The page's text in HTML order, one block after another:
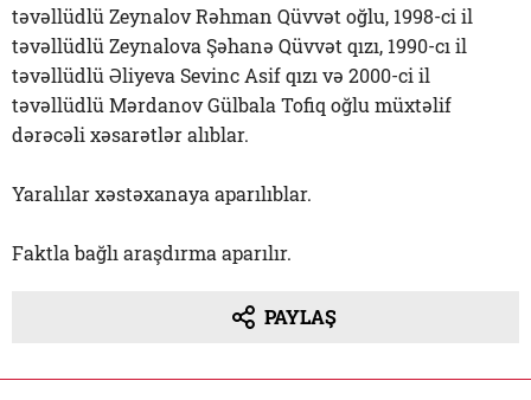
təvəllüdlü Zeynalov Rəhman Qüvvət oğlu, 1998-ci il
təvəllüdlü Zeynalova Şəhanə Qüvvət qızı, 1990-cı il
təvəllüdlü Əliyeva Sevinc Asif qızı və 2000-ci il
təvəllüdlü Mərdanov Gülbala Tofiq oğlu müxtəlif
dərəcəli xəsarətlər alıblar.
Yaralılar xəstəxanaya aparılıblar.
Faktla bağlı araşdırma aparılır.
PAYLAŞ